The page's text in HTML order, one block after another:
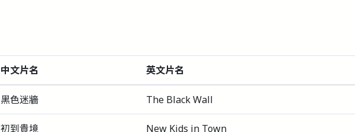
中文片名 英文片名
黑色迷牆 The Black Wall
初到貴境 New Kids in Town